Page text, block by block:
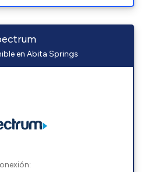
en Abita Springs